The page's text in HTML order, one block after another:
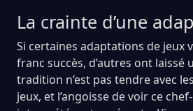
La crainte d’une
Si certaines adaptations de jeux
franc succès, d’autres ont laissé
tradition n’est pas tendre avec
jeux, et l’angoisse de voir ce